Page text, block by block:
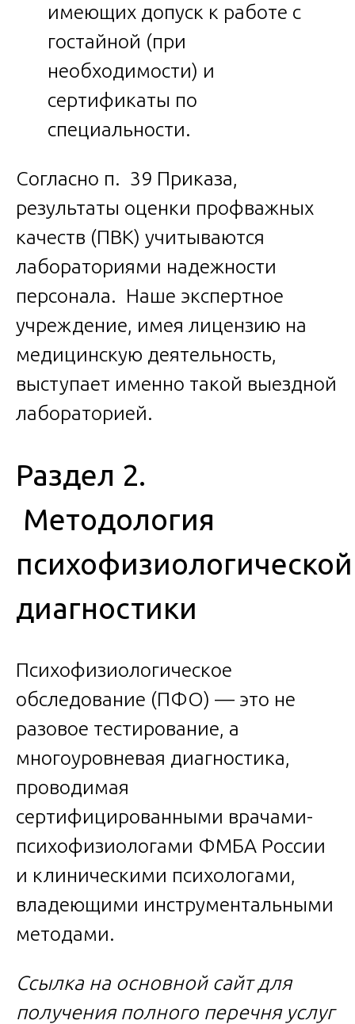
имеющих допуск к работе с
гостайной (при
необходимости) и
сертификаты по
специальности.
Согласно п. 39 Приказа,
результаты оценки профважных
качеств (ПВК) учитываются
лабораториями надежности
персонала. Наше экспертное
учреждение, имея лицензию на
медицинскую деятельность,
выступает именно такой выездной
лабораторией.
Раздел 2.
Методология
психофизиологической
диагностики
Психофизиологическое
обследование (ПФО) — это не
разовое тестирование, а
многоуровневая диагностика,
проводимая
сертифицированными врачами-
психофизиологами ФМБА России
и клиническими психологами,
владеющими инструментальными
методами.
Ссылка на основной сайт для
получения полного перечня услуг